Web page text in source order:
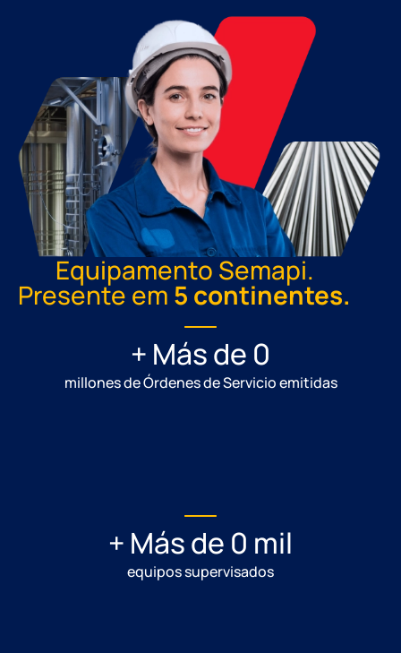
Equipamento Semapi.
Presente em 5 continentes.
+ Más de 0
millones de Órdenes de Servicio emitidas
+ Más de 0 mil
equipos supervisados